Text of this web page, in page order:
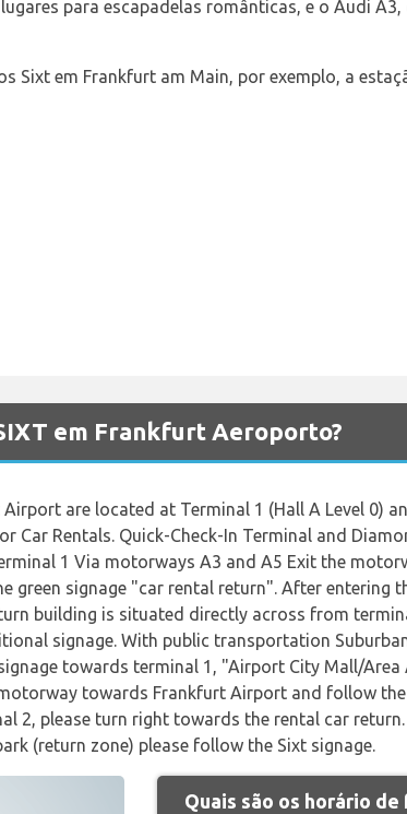
para escapadelas românticas, e o Audi
Sixt em Frankfurt am Main, por exemplo, a
em Frankfurt Aeroporto?
are located at Terminal 1 (Hall A Level 0)
Car Rentals. Quick-Check-In Terminal and
1 Via motorways A3 and A5 Exit the
green signage "car rental return". After entering
building is situated directly across from
signage. With public transportation
towards terminal 1, "Airport City Mall/Area
towards Frankfurt Airport and follow
2, please turn right towards the rental car
(return zone) please follow the Sixt signage.
Quais são os horário